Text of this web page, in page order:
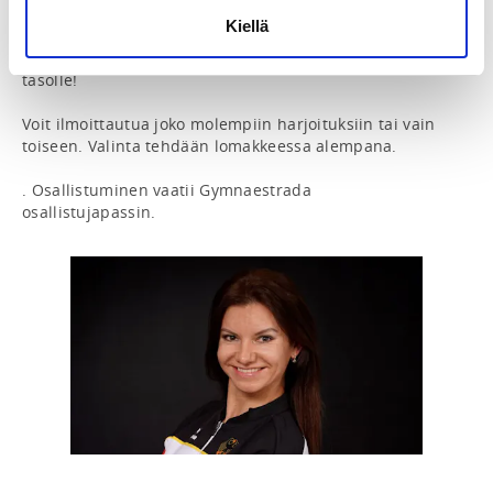
Kiellä
olympiavoittajan valmentajalta, päivittämään omaa
osaamistasi ja/tai viemään valmennuksesi uudelle
tasolle!
Voit ilmoittautua joko molempiin harjoituksiin tai vain
toiseen. Valinta tehdään lomakkeessa alempana.
. Osallistuminen vaatii Gymnaestrada
osallistujapassin.